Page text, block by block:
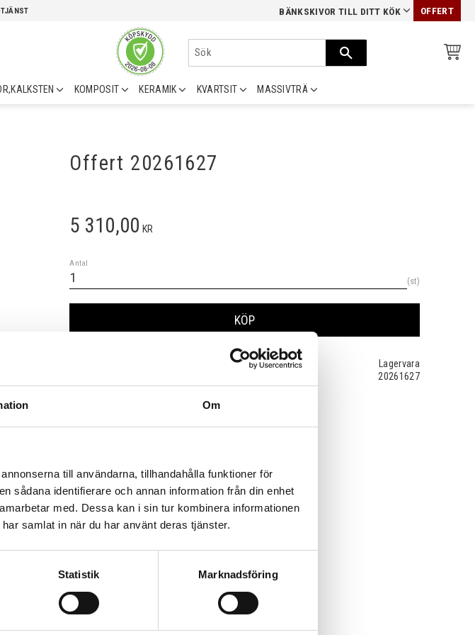
Om
till användarna, tillhandahålla funktioner för
sådana identifierare och annan information från din enhet
med. Dessa kan i sin tur kombinera informationen
samlat in när du har använt deras tjänster.
Statistik Marknadsföring
BÄNKSKIVOR TILL DITT KÖK OFFERT
KOMPOSIT KERAMIK KVARTSIT MASSIVTRÄ
Offert 20261627
5 310,00 KR
Antal
st
KÖP
Lagervara
20261627